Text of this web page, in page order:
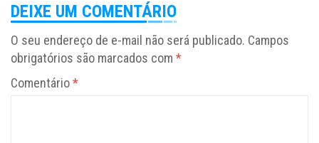
DEIXE UM COMENTÁRIO
O seu endereço de e-mail não será publicado. Campos
obrigatórios são marcados com *
Comentário*